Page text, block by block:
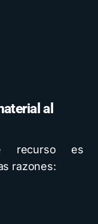
al
recurso es
razones: